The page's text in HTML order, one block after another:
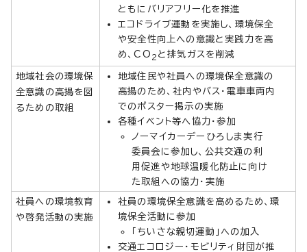
ともにバリアフリー化を推進
エコドライブ運動を実施し、環境保全
や安全性向上への意識と実践力を高
め、CO 2 と排気ガスを削減
地域社会の環境保
全意識の高揚を図
るための取組
地域住民や社員への環境保全意識の
高揚のため、社内やバス・電車車両内
でのポスター掲示の実施
各種イベント等へ協力・参加
ノーマイカーデーひろしま実行
委員会に参加し、公共交通の利
用促進や地球温暖化防止に向け
た取組への協力・実施
社員への環境教育
や啓発活動の実施
社員の環境保全意識を高めるため、環
境保全活動に参加
「ちいさな親切運動」への加入
交通エコロジー・モビリティ財団が推